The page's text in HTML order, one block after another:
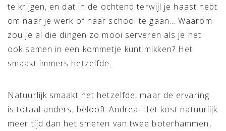
te krijgen, en dat in de ochtend terwijl je haast hebt
om naar je werk of naar school te gaan… Waarom
zou je al die dingen zo mooi serveren als je het
ook samen in een kommetje kunt mikken? Het
smaakt immers hetzelfde.
Natuurlijk smaakt het hetzelfde, maar de ervaring
is totaal anders, belooft Andrea. Het kost natuurlijk
meer tijd dan het smeren van twee boterhammen,